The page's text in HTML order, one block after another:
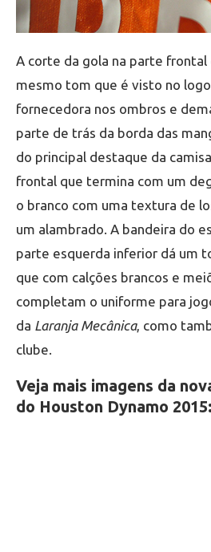
A corte da gola na parte frontal
mesmo tom que é visto no
fornecedora nos ombros e
parte de trás da borda das
do principal destaque da
frontal que termina com um
o branco com uma textura de
um alambrado. A bandeira do
parte esquerda inferior dá um
que com calções brancos e
completam o uniforme para
da Laranja Mecânica, como
clube.
Veja mais imagens da
do Houston Dynamo 2015: